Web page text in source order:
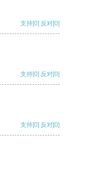
支持[0] 反对[0]
支持[0] 反对[0]
支持[0] 反对[0]